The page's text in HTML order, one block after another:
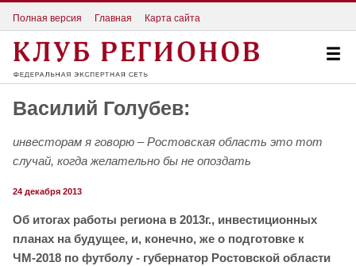
Полная версия Главная Карта сайта
Василий Голубев:
инвесторам я говорю – Ростовская область это тот
случай, когда желательно бы не опоздать
24 декабря 2013
Об итогах работы региона в 2013г., инвестиционных
планах на будущее, и, конечно, же о подготовке к
ЧМ-2018 по футболу - губернатор Ростовской области